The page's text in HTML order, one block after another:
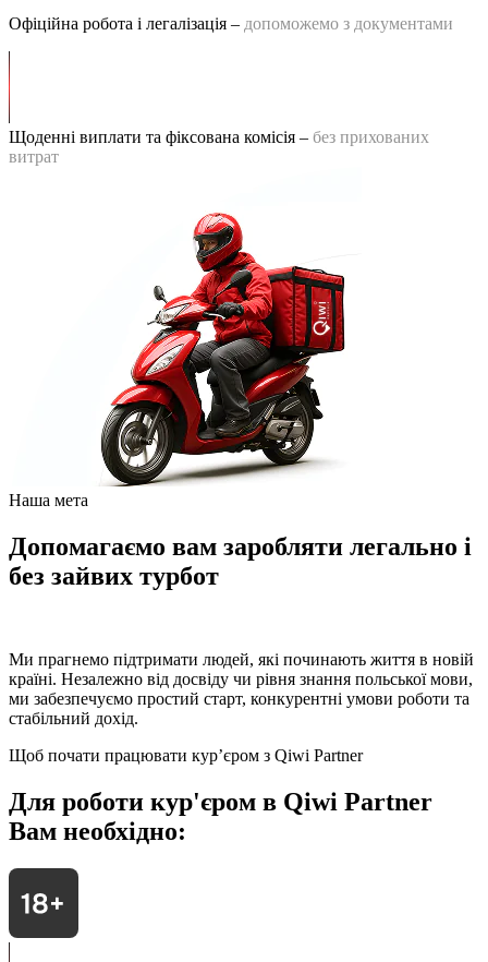
Офіційна робота і легалізація – допоможемо з документами
Щоденні виплати та фіксована комісія – без прихованих
витрат
Наша мета
Допомагаємо вам заробляти легально і
без зайвих турбот
Ми прагнемо підтримати людей, які починають життя в новій
країні. Незалежно від досвіду чи рівня знання польської мови,
ми забезпечуємо простий старт, конкурентні умови роботи та
стабільний дохід.
Щоб почати працювати курʼєром з Qiwi Partner
Для роботи кур'єром в Qiwi Partner
Вам необхідно: